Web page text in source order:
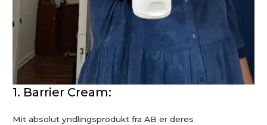
1. Barrier Cream:
Mit absolut yndlingsprodukt fra AB er deres